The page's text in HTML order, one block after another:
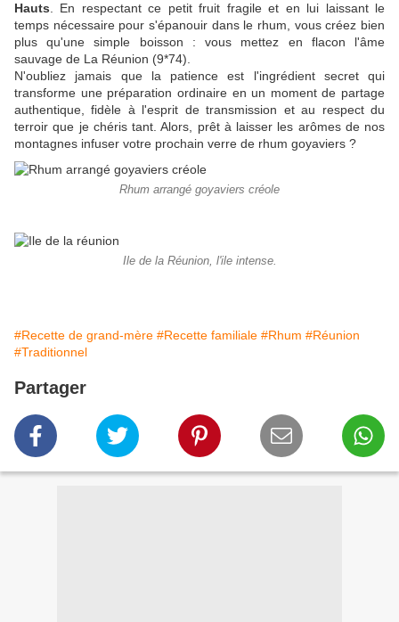
Hauts . En respectant ce petit fruit fragile et en lui laissant le
temps nécessaire pour s'épanouir dans le rhum, vous créez bien
plus qu'une simple boisson : vous mettez en flacon l'âme
sauvage de La Réunion (9*74).
N'oubliez jamais que la patience est l'ingrédient secret qui
transforme une préparation ordinaire en un moment de partage
authentique, fidèle à l'esprit de transmission et au respect du
terroir que je chéris tant. Alors, prêt à laisser les arômes de nos
montagnes infuser votre prochain verre de rhum goyaviers ?
Rhum arrangé goyaviers créole
Ile de la Réunion, l'ile intense.
#Recette de grand-mère #Recette familiale #Rhum #Réunion
#Traditionnel
Partager